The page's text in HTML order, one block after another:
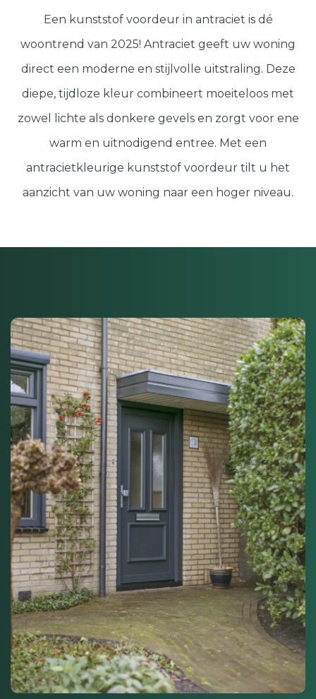
Een kunststof voordeur in antraciet is dé
woontrend van 2025! Antraciet geeft uw woning
direct een moderne en stijlvolle uitstraling. Deze
diepe, tijdloze kleur combineert moeiteloos met
zowel lichte als donkere gevels en zorgt voor ene
warm en uitnodigend entree. Met een
antracietkleurige kunststof voordeur tilt u het
aanzicht van uw woning naar een hoger niveau.
Samenstellen
Afspraak maken
Start verduurzamen
8.6